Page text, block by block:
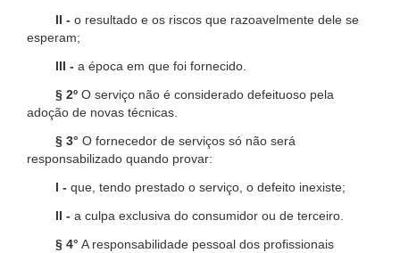
II - o resultado e os riscos que razoavelmente dele se
esperam;
III - a época em que foi fornecido.
§ 2º O serviço não é considerado defeituoso pela
adoção de novas técnicas.
§ 3° O fornecedor de serviços só não será
responsabilizado quando provar:
I - que, tendo prestado o serviço, o defeito inexiste;
II - a culpa exclusiva do consumidor ou de terceiro.
§ 4° A responsabilidade pessoal dos profissionais